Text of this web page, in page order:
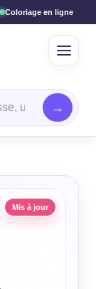
Coloriage en ligne
Mis à jour